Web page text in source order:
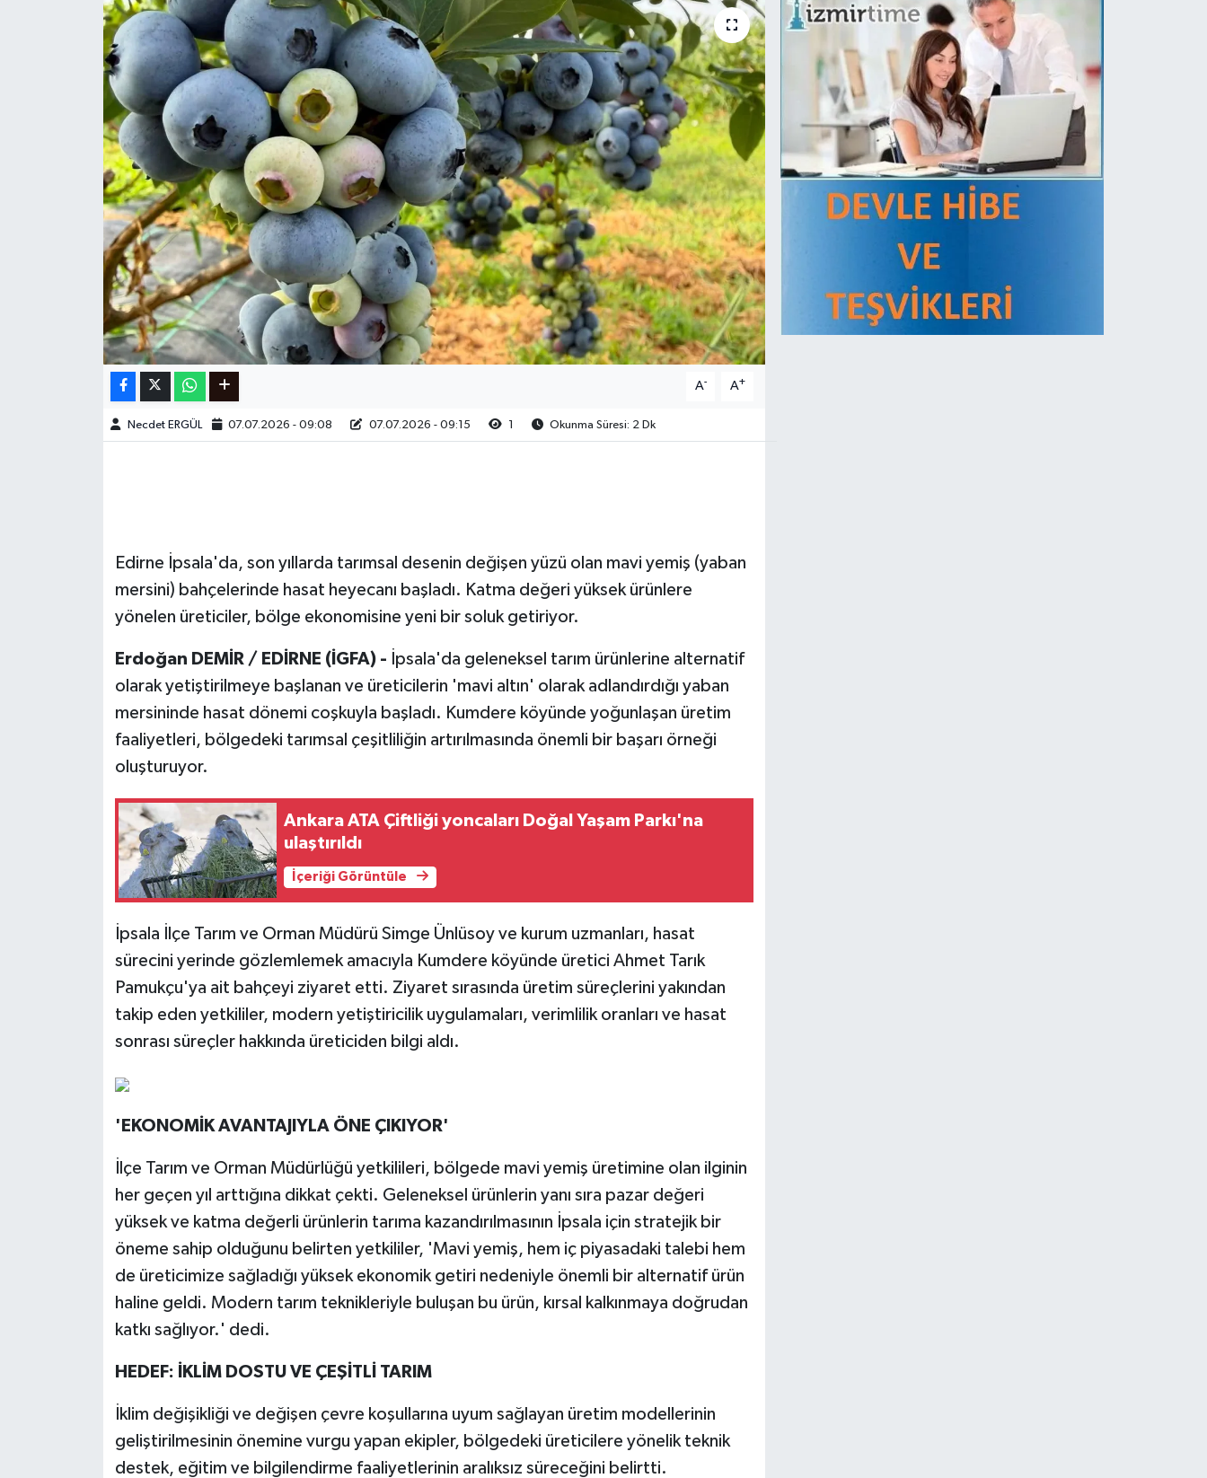
A- A+
Necdet ERGÜL 07.07.2026 - 09:08 07.07.2026 - 09:15 1 Okunma Süresi: 2 Dk
Edirne İpsala'da, son yıllarda tarımsal desenin değişen yüzü olan mavi yemiş (yaban
mersini) bahçelerinde hasat heyecanı başladı. Katma değeri yüksek ürünlere
yönelen üreticiler, bölge ekonomisine yeni bir soluk getiriyor.
Erdoğan DEMİR / EDİRNE (İGFA) - İpsala'da geleneksel tarım ürünlerine alternatif
olarak yetiştirilmeye başlanan ve üreticilerin 'mavi altın' olarak adlandırdığı yaban
mersininde hasat dönemi coşkuyla başladı. Kumdere köyünde yoğunlaşan üretim
faaliyetleri, bölgedeki tarımsal çeşitliliğin artırılmasında önemli bir başarı örneği
oluşturuyor.
Ankara ATA Çiftliği yoncaları Doğal Yaşam Parkı'na
ulaştırıldı
İçeriği Görüntüle
İpsala İlçe Tarım ve Orman Müdürü Simge Ünlüsoy ve kurum uzmanları, hasat
sürecini yerinde gözlemlemek amacıyla Kumdere köyünde üretici Ahmet Tarık
Pamukçu'ya ait bahçeyi ziyaret etti. Ziyaret sırasında üretim süreçlerini yakından
takip eden yetkililer, modern yetiştiricilik uygulamaları, verimlilik oranları ve hasat
sonrası süreçler hakkında üreticiden bilgi aldı.
'EKONOMİK AVANTAJIYLA ÖNE ÇIKIYOR'
İlçe Tarım ve Orman Müdürlüğü yetkilileri, bölgede mavi yemiş üretimine olan ilginin
her geçen yıl arttığına dikkat çekti. Geleneksel ürünlerin yanı sıra pazar değeri
yüksek ve katma değerli ürünlerin tarıma kazandırılmasının İpsala için stratejik bir
öneme sahip olduğunu belirten yetkililer, 'Mavi yemiş, hem iç piyasadaki talebi hem
de üreticimize sağladığı yüksek ekonomik getiri nedeniyle önemli bir alternatif ürün
haline geldi. Modern tarım teknikleriyle buluşan bu ürün, kırsal kalkınmaya doğrudan
katkı sağlıyor.' dedi.
HEDEF: İKLİM DOSTU VE ÇEŞİTLİ TARIM
İklim değişikliği ve değişen çevre koşullarına uyum sağlayan üretim modellerinin
geliştirilmesinin önemine vurgu yapan ekipler, bölgedeki üreticilere yönelik teknik
destek, eğitim ve bilgilendirme faaliyetlerinin aralıksız süreceğini belirtti.
İletişim